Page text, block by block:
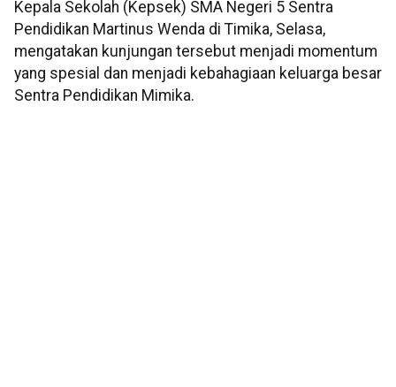
Kepala Sekolah (Kepsek) SMA Negeri 5 Sentra
Pendidikan Martinus Wenda di Timika, Selasa,
mengatakan kunjungan tersebut menjadi momentum
yang spesial dan menjadi kebahagiaan keluarga besar
Sentra Pendidikan Mimika.